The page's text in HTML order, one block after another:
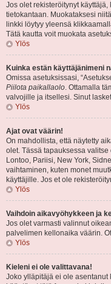
Jos olet rekisteröitynyt
tietokantaan. Muokataksesi
linkki löytyy yleensä
Tätä kautta voit muokata
Ylös
Kuinka estän käyttäjänimeni
Omissa asetuksissasi,
Piilota paikallaolo. Ottamalla
valvojille ja itsellesi. Sinut
Ylös
Ajat ovat väärin!
On mahdollista, että näytetty
olet. Tässä tapauksessa
Lontoo, Pariisi, New York,
vaihtaminen, kuten monet
käyttäjille. Jos et ole
Ylös
Vaihdoin aikavyöhykkeen ja
Jos olet varmasti valinnut
palvelimen kellonaika väärin.
Ylös
Kieleni ei ole valittavana!
Joko ylläpitäjä ei ole